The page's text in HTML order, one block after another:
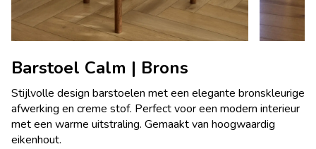
Barstoel Calm | Brons
Stijlvolle design barstoelen met een elegante bronskleurige
afwerking en creme stof. Perfect voor een modern interieur
met een warme uitstraling. Gemaakt van hoogwaardig
eikenhout.